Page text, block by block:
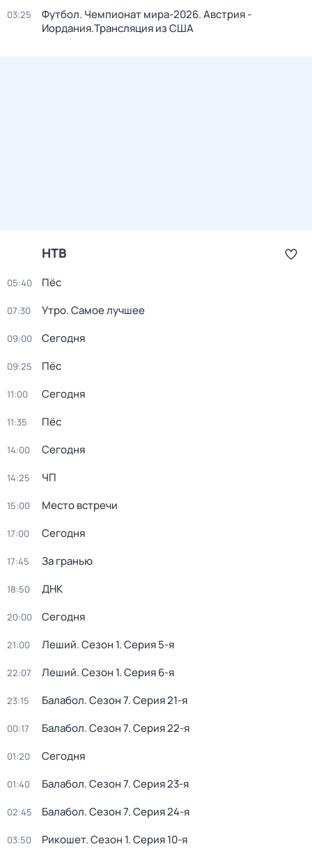
03:25
Футбол. Чемпионат мира-2026. Австрия -
Иордания.Трансляция из США
НТВ
05:40 Пёс
07:30 Утро. Самое лучшее
09:00 Сегодня
09:25 Пёс
11:00 Сегодня
11:35 Пёс
14:00 Сегодня
14:25 ЧП
15:00 Место встречи
17:00 Сегодня
17:45 За гранью
18:50 ДНК
20:00 Сегодня
21:00 Леший. Сезон 1. Серия 5-я
22:07 Леший. Сезон 1. Серия 6-я
23:15 Балабол. Сезон 7. Серия 21-я
00:17 Балабол. Сезон 7. Серия 22-я
01:20 Сегодня
01:40 Балабол. Сезон 7. Серия 23-я
02:45 Балабол. Сезон 7. Серия 24-я
03:50 Рикошет. Сезон 1. Серия 10-я